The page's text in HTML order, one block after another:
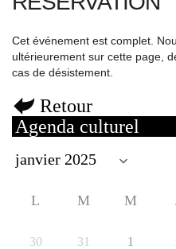
Cet événement est complet.
ultérieurement sur cette page,
cas de désistement.
Retour
Agenda culturel
L M M
30 31 1